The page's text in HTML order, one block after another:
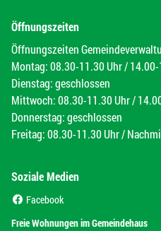
Öffnungszeiten
Öffnungszeiten
Montag: 08.30-11.30 Uhr /
Dienstag: geschlossen
Mittwoch: 08.30-11.30 Uhr /
Donnerstag: geschlossen
Freitag: 08.30-11.30 Uhr /
Soziale Medien
Facebook
Freie Wohnungen im Gemeindehaus